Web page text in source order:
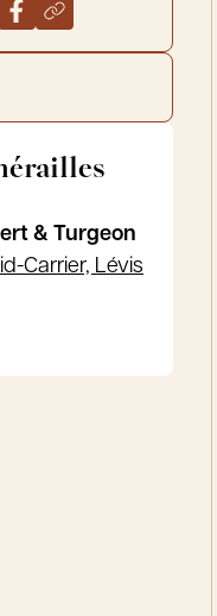
& Turgeon
Carrier, Lévis